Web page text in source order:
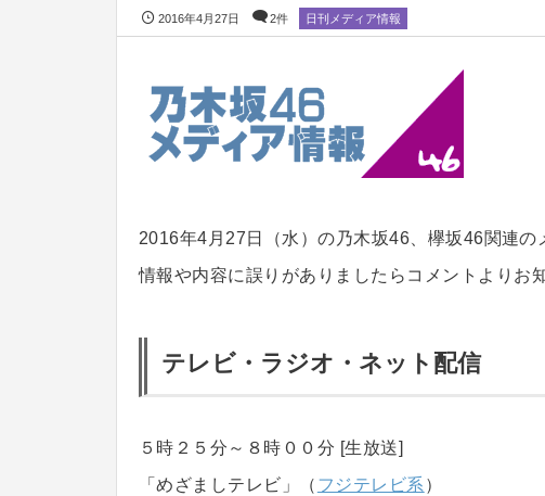
2016年4月27日 2件 日刊メディア情報
2016年4月27日（水）の乃木坂46、欅坂46関連
情報や内容に誤りがありましたらコメントよりお
テレビ・ラジオ・ネット配信
５時２５分～８時００分 [生放送]
「めざましテレビ」（ フジテレビ系 ）